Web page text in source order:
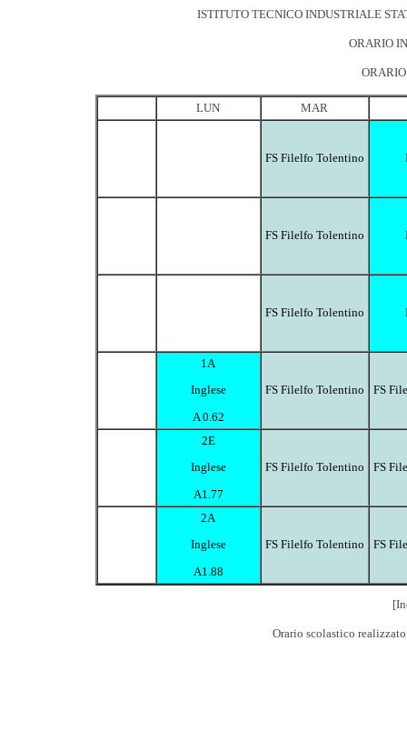
ISTITUTO TECNICO INDUSTRIALE
ORARIO
LUN MAR
FS Filelfo Tolentino
FS Filelfo Tolentino
FS Filelfo Tolentino
1A
Inglese
A 0.62
FS Filelfo Tolentino FS
2E
Inglese
A1.77
FS Filelfo Tolentino FS
2A
Inglese
A1.88
FS Filelfo Tolentino FS
Orario scolastico